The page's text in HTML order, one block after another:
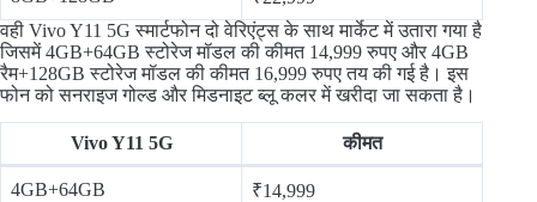
वही Vivo Y11 5G स्मार्टफोन दो वेरिएंट्स के साथ मार्केट में उतारा गया है
जिसमें 4GB+64GB स्टोरेज मॉडल की कीमत 14,999 रुपए और 4GB
रैम+128GB स्टोरेज मॉडल की कीमत 16,999 रुपए तय की गई है। इस
फोन को सनराइज गोल्ड और मिडनाइट ब्लू कलर में खरीदा जा सकता है।
Vivo Y11 5G कीमत
4GB+64GB ₹14,999